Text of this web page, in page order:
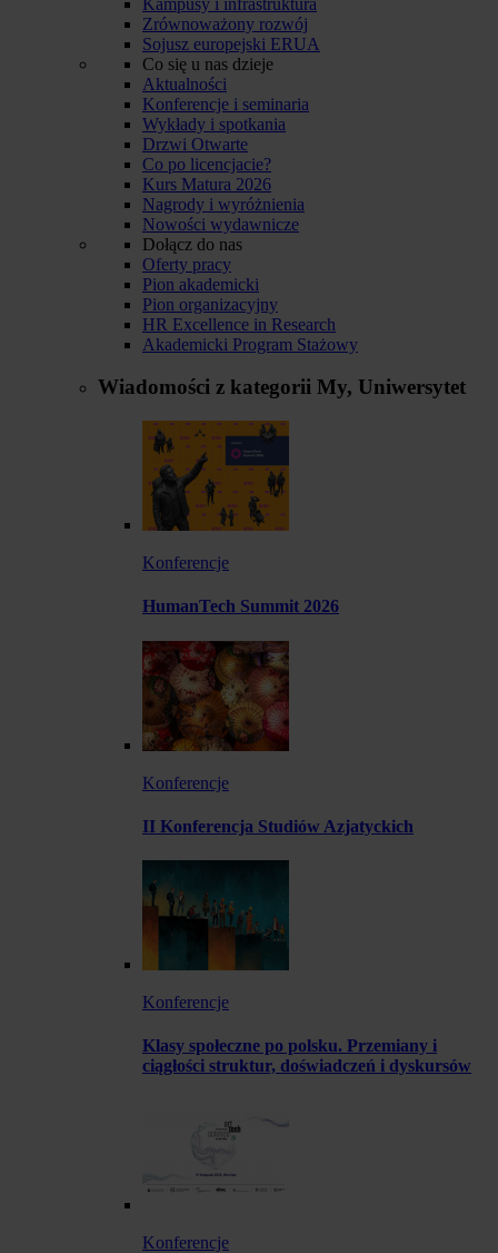
Zrównoważony rozwój
Sojusz europejski ERUA
Co się u nas dzieje
Aktualności
Konferencje i seminaria
Wykłady i spotkania
Drzwi Otwarte
Co po licencjacie?
Kurs Matura 2026
Nagrody i wyróżnienia
Nowości wydawnicze
Dołącz do nas
Oferty pracy
Pion akademicki
Pion organizacyjny
HR Excellence in Research
Akademicki Program Stażowy
Wiadomości z kategorii My, Uniwersytet
Konferencje
HumanTech Summit 2026
Konferencje
II Konferencja Studiów Azjatyckich
Konferencje
Klasy społeczne po polsku. Przemiany i
ciągłości struktur, doświadczeń i dyskursów
Konferencje